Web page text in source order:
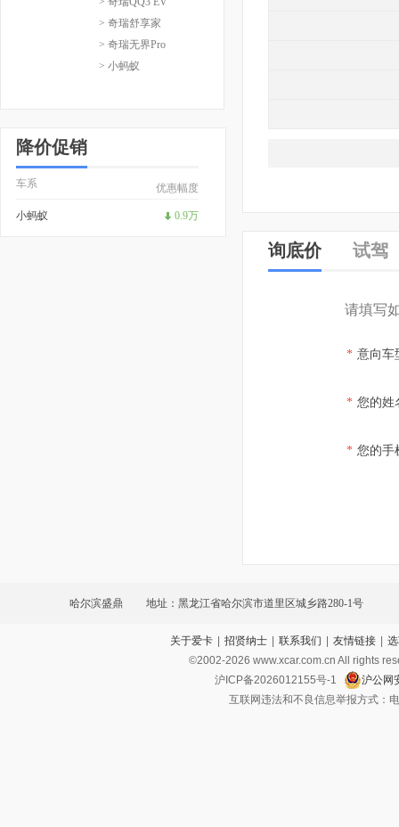
> 奇瑞舒享家
> 奇瑞无界Pro
> 小蚂蚁
降价促销
车系 优惠幅度
小蚂蚁 0.9万
询底价 试驾
请填写
* 意向车
* 您的姓
* 您的手
哈尔滨盛鼎 地址：黑龙江省哈尔滨市道里区城乡路280-1号
关于爱卡 | 招贤纳士 | 联系我们 | 友情链接 |
©2002-2026 www.xcar.com.cn All rights
沪ICP备2026012155号-1
沪公网
互联网违法和不良信息举报方式：